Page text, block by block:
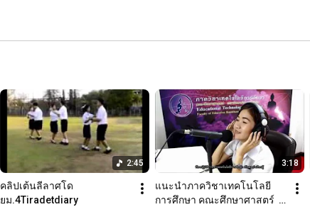
2:45
คลิปเต้นลีลาศโด
ยม.4Tiradetdiary
3:18
แนะนำภาควิชาเทคโนโลยี
การศึกษา คณะศึกษาศาสตร์